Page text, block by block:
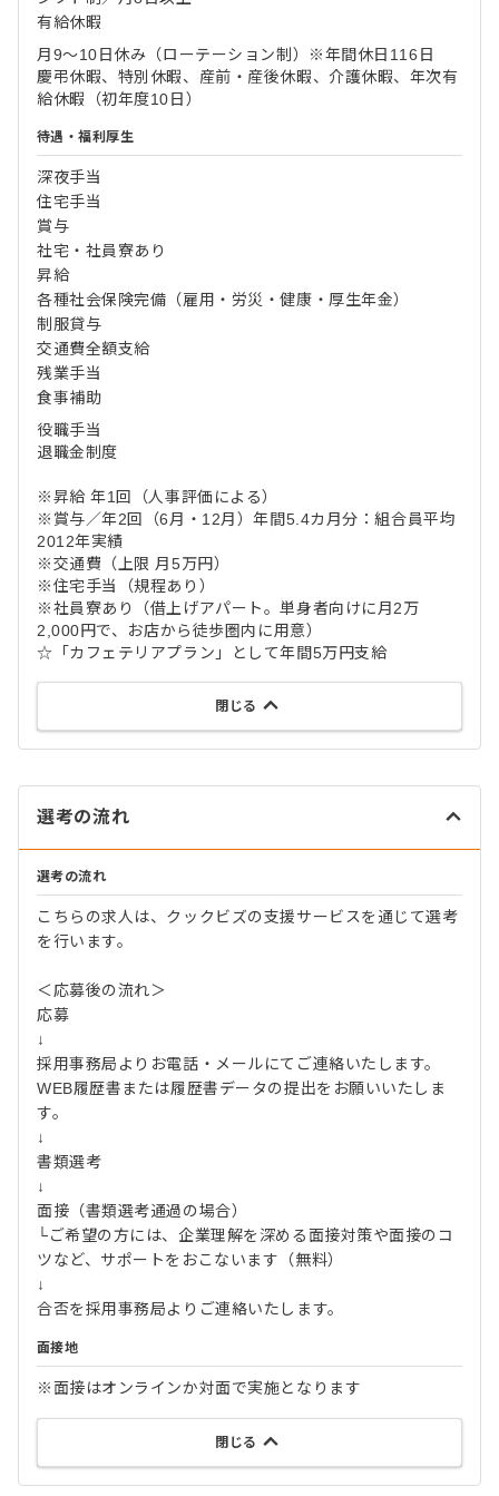
有給休暇
月9～10日休み（ローテーション制）※年間休日116日
慶弔休暇、特別休暇、産前・産後休暇、介護休暇、年次有
給休暇（初年度10日）
待遇・福利厚生
深夜手当
住宅手当
賞与
社宅・社員寮あり
昇給
各種社会保険完備（雇用・労災・健康・厚生年金）
制服貸与
交通費全額支給
残業手当
食事補助
役職手当
退職金制度
※昇給 年1回（人事評価による）
※賞与／年2回（6月・12月）年間5.4カ月分：組合員平均
2012年実績
※交通費（上限 月5万円）
※住宅手当（規程あり）
※社員寮あり（借上げアパート。単身者向けに月2万
2,000円で、お店から徒歩圏内に用意）
☆「カフェテリアプラン」として年間5万円支給
閉じる
選考の流れ
選考の流れ
こちらの求人は、クックビズの支援サービスを通じて選考
を行います。
＜応募後の流れ＞
応募
↓
採用事務局よりお電話・メールにてご連絡いたします。
WEB履歴書または履歴書データの提出をお願いいたしま
す。
↓
書類選考
↓
面接（書類選考通過の場合）
└ご希望の方には、企業理解を深める面接対策や面接のコ
ツなど、サポートをおこないます（無料）
↓
合否を採用事務局よりご連絡いたします。
面接地
※面接はオンラインか対面で実施となります
閉じる